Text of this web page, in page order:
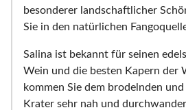
besonderer landschaftlicher
Sie in den natürlichen
Salina ist bekannt für seinen
Wein und die besten Kapern der
kommen Sie dem brodelnden
Krater sehr nah und